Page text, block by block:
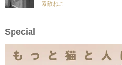
素敵ねこ
Special